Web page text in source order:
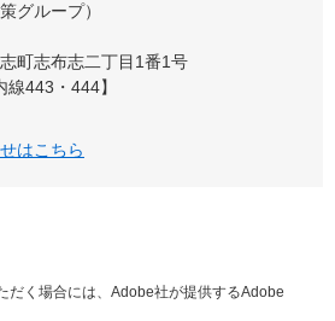
グループ
町志布志二丁目1番1号
443・444】
はこちら
だく場合には、Adobe社が提供するAdobe